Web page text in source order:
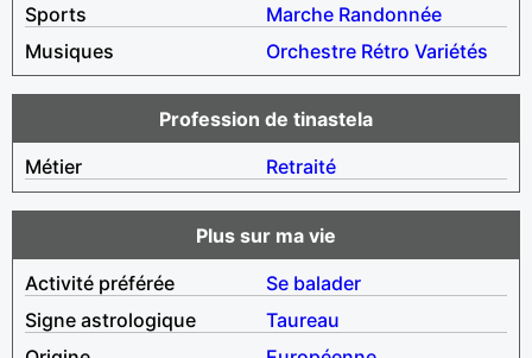
Sports
Marche Randonnée
Musiques
Orchestre Rétro Variétés
Profession de tinastela
Métier
Retraité
Plus sur ma vie
Activité préférée
Se balader
Signe astrologique
Taureau